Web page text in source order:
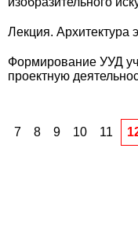
Лекция. Архитектура
Формирование УУД
проектную
7 8 9 10 11